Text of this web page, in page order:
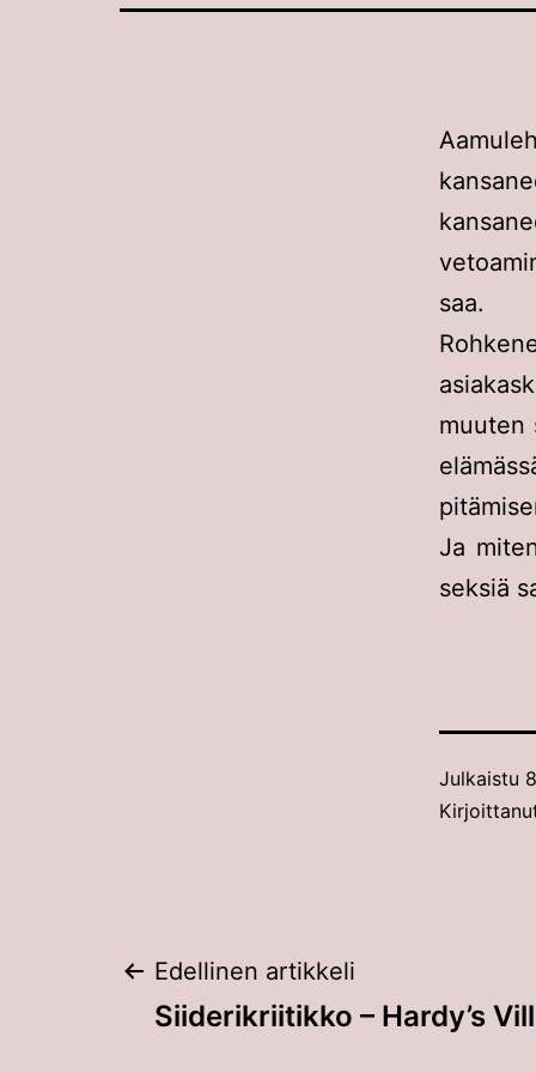
saa.
muuten
Ja
seksiä
Julkaistu
Artikkelien
Edellinen artikkeli
Siiderikriitikko – Hardy’s